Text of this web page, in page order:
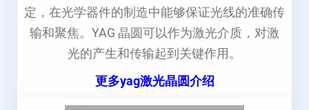
定，在光学器件的制造中能够保证光线的准确传
输和聚焦。YAG 晶圆可以作为激光介质，对激
光的产生和传输起到关键作用。
更多yag激光晶圆介绍